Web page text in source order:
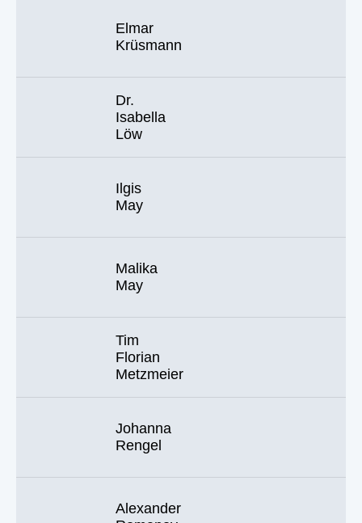
Elmar
Krüsmann
Dr.
Isabella
Löw
Ilgis
May
Malika
May
Tim
Florian
Metzmeier
Johanna
Rengel
Alexander